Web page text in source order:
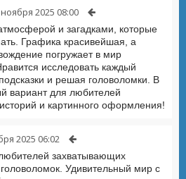
2025 08:00
и загадками, которые
Графика красивейшая, а
погружает в мир
исследовать каждый
и решая головоломки. В
вариант для любителей
и картинного оформления!
2025 06:02
захватывающих
Удивительный мир с